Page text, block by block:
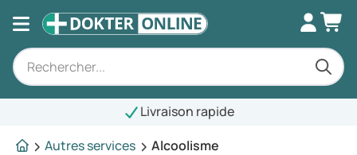
Livraison rapide
Autres services
Alcoolisme